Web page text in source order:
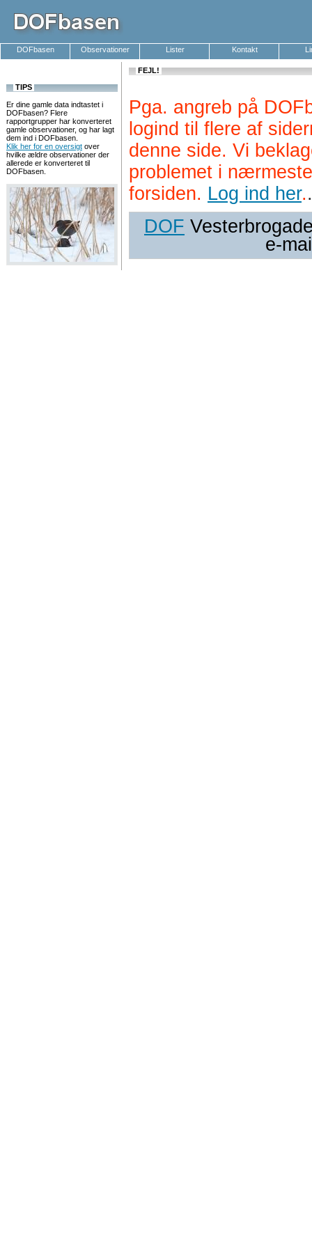
DOFbasen Observationer Lister Kontakt
TIPS
Er dine gamle data indtastet i
DOFbasen? Flere
rapportgrupper har konverteret
gamle observationer, og har lagt
dem ind i DOFbasen.
Klik her for en oversigt over
hvilke ældre observationer der
allerede er konverteret til
DOFbasen.
FEJL!
Pga. angreb på
logind til flere af
denne side. Vi
problemet i
forsiden. Log ind her..
DOF
e-